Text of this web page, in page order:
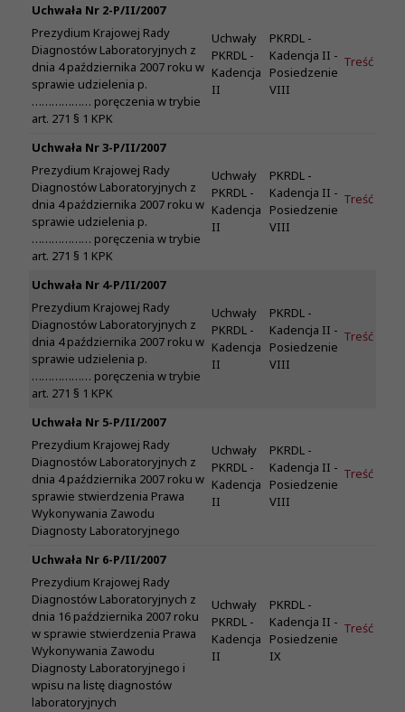
Uchwała Nr 2-P/II/2007
Prezydium Krajowej Rady
Diagnostów Laboratoryjnych z
dnia 4 października 2007 roku w
sprawie udzielenia p.
……………… poręczenia w trybie
art. 271 § 1 KPK
Uchwały
PKRDL -
Kadencja
II
PKRDL -
Kadencja II -
Posiedzenie
VIII
Treść
Uchwała Nr 3-P/II/2007
Prezydium Krajowej Rady
Diagnostów Laboratoryjnych z
dnia 4 października 2007 roku w
sprawie udzielenia p.
……………… poręczenia w trybie
art. 271 § 1 KPK
Uchwały
PKRDL -
Kadencja
II
PKRDL -
Kadencja II -
Posiedzenie
VIII
Treść
Uchwała Nr 4-P/II/2007
Prezydium Krajowej Rady
Diagnostów Laboratoryjnych z
dnia 4 października 2007 roku w
sprawie udzielenia p.
……………… poręczenia w trybie
art. 271 § 1 KPK
Uchwały
PKRDL -
Kadencja
II
PKRDL -
Kadencja II -
Posiedzenie
VIII
Treść
Uchwała Nr 5-P/II/2007
Prezydium Krajowej Rady
Diagnostów Laboratoryjnych z
dnia 4 października 2007 roku w
sprawie stwierdzenia Prawa
Wykonywania Zawodu
Diagnosty Laboratoryjnego
Uchwały
PKRDL -
Kadencja
II
PKRDL -
Kadencja II -
Posiedzenie
VIII
Treść
Uchwała Nr 6-P/II/2007
Prezydium Krajowej Rady
Diagnostów Laboratoryjnych z
dnia 16 października 2007 roku
w sprawie stwierdzenia Prawa
Wykonywania Zawodu
Diagnosty Laboratoryjnego i
wpisu na listę diagnostów
laboratoryjnych
Uchwały
PKRDL -
Kadencja
II
PKRDL -
Kadencja II -
Posiedzenie
IX
Treść